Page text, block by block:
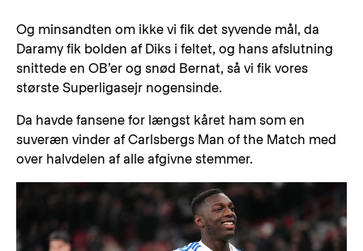
Og minsandten om ikke vi fik det syvende mål, da
Daramy fik bolden af Diks i feltet, og hans afslutning
snittede en OB’er og snød Bernat, så vi fik vores
største Superligasejr nogensinde.
Da havde fansene for længst kåret ham som en
suveræn vinder af Carlsbergs Man of the Match med
over halvdelen af alle afgivne stemmer.